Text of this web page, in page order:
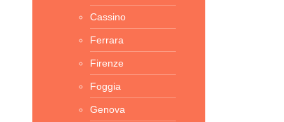
Cassino
Ferrara
Firenze
Foggia
Genova